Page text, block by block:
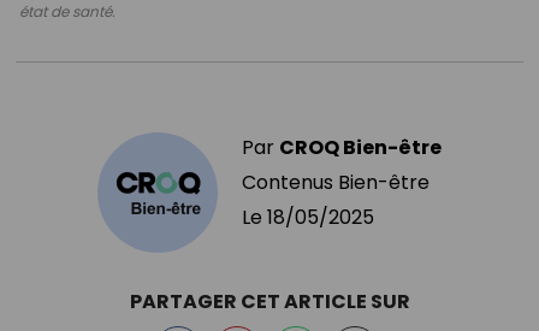
état de santé.
Par CROQ Bien-être
Contenus Bien-être
Le 18/05/2025
PARTAGER CET ARTICLE SUR